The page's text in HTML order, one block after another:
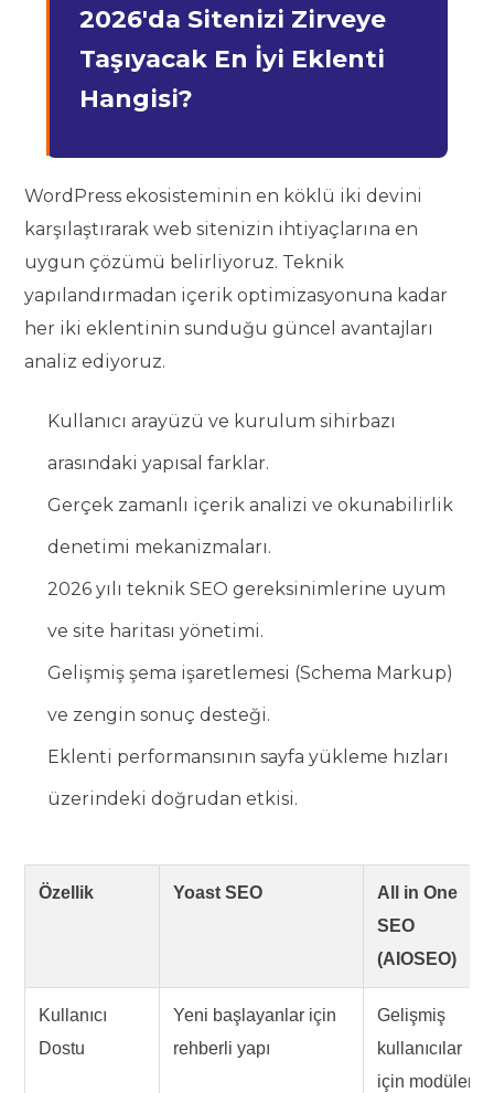
2026'da Sitenizi Zirveye
Taşıyacak En İyi Eklenti
Hangisi?
WordPress ekosisteminin en köklü iki devini
karşılaştırarak web sitenizin ihtiyaçlarına en
uygun çözümü belirliyoruz. Teknik
yapılandırmadan içerik optimizasyonuna kadar
her iki eklentinin sunduğu güncel avantajları
analiz ediyoruz.
Kullanıcı arayüzü ve kurulum sihirbazı
arasındaki yapısal farklar.
Gerçek zamanlı içerik analizi ve okunabilirlik
denetimi mekanizmaları.
2026 yılı teknik SEO gereksinimlerine uyum
ve site haritası yönetimi.
Gelişmiş şema işaretlemesi (Schema Markup)
ve zengin sonuç desteği.
Eklenti performansının sayfa yükleme hızları
üzerindeki doğrudan etkisi.
Özellik Yoast SEO
All in One
SEO
(AIOSEO)
Kullanıcı
Dostu
Yeni başlayanlar için
rehberli yapı
Gelişmiş
kullanıcılar
için modüler